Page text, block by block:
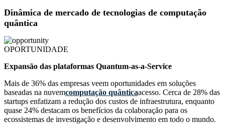
Dinâmica de mercado de tecnologias de computação
quântica
OPORTUNIDADE
Expansão das plataformas Quantum-as-a-Service
Mais de 36% das empresas veem oportunidades em soluções
baseadas na nuvemcomputação quânticaacesso. Cerca de 28% das
startups enfatizam a redução dos custos de infraestrutura, enquanto
quase 24% destacam os benefícios da colaboração para os
ecossistemas de investigação e desenvolvimento em todo o mundo.